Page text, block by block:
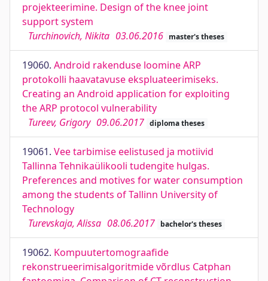
projekteerimine. Design of the knee joint
support system
Turchinovich, Nikita 03.06.2016 master's theses
19060. Android rakenduse loomine ARP
protokolli haavatavuse ekspluateerimiseks.
Creating an Android application for exploiting
the ARP protocol vulnerability
Tureev, Grigory 09.06.2017 diploma theses
19061. Vee tarbimise eelistused ja motiivid
Tallinna Tehnikaülikooli tudengite hulgas.
Preferences and motives for water consumption
among the students of Tallinn University of
Technology
Turevskaja, Alissa 08.06.2017 bachelor's theses
19062. Kompuutertomograafide
rekonstrueerimisalgoritmide võrdlus Catphan